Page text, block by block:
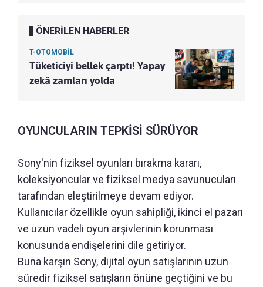
ÖNERİLEN HABERLER
T-OTOMOBİL
Tüketiciyi bellek çarptı! Yapay
zekâ zamları yolda
OYUNCULARIN TEPKİSİ SÜRÜYOR
Sony'nin fiziksel oyunları bırakma kararı,
koleksiyoncular ve fiziksel medya savunucuları
tarafından eleştirilmeye devam ediyor.
Kullanıcılar özellikle oyun sahipliği, ikinci el pazarı
ve uzun vadeli oyun arşivlerinin korunması
konusunda endişelerini dile getiriyor.
Buna karşın Sony, dijital oyun satışlarının uzun
süredir fiziksel satışların önüne geçtiğini ve bu